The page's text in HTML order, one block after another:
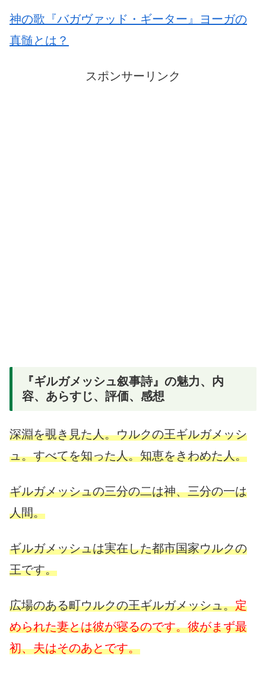
神の歌『バガヴァッド・ギーター』ヨーガの
真髄とは？
スポンサーリンク
『ギルガメッシュ叙事詩』の魅力、内
容、あらすじ、評価、感想
深淵を覗き見た人。ウルクの王ギルガメッシ
ュ。すべてを知った人。知恵をきわめた人。
ギルガメッシュの三分の二は神、三分の一は
人間。
ギルガメッシュは実在した都市国家ウルクの
王です。
広場のある町ウルクの王ギルガメッシュ。定
められた妻とは彼が寝るのです。彼がまず最
初、夫はそのあとです。